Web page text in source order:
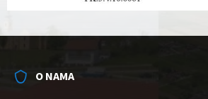
O NAMA